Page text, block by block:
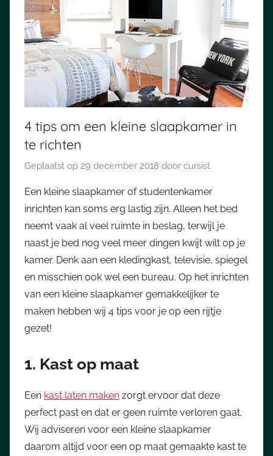
4 tips om een kleine slaapkamer in
te richten
Geplaatst op 29 december 2018 door cursist
Een kleine slaapkamer of studentenkamer
inrichten kan soms erg lastig zijn. Alleen het bed
neemt vaak al veel ruimte in beslag, terwijl je
naast je bed nog veel meer dingen kwijt wilt op je
kamer. Denk aan een kledingkast, televisie, spiegel
en misschien ook wel een bureau. Op het inrichten
van een kleine slaapkamer gemakkelijker te
maken hebben wij 4 tips voor je op een rijtje
gezet!
1. Kast op maat
Een kast laten maken zorgt ervoor dat deze
perfect past en dat er geen ruimte verloren gaat.
Wij adviseren voor een kleine slaapkamer
daarom altijd voor een op maat gemaakte kast te